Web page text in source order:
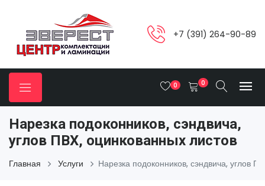
+7 (391) 264-90-89
0 0
Нарезка подоконников, сэндвича,
углов ПВХ, оцинкованных листов
Главная Услуги Нарезка подоконников, сэндвича, углов